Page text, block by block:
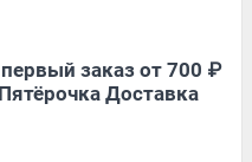
заказ от 700 ₽
Доставка